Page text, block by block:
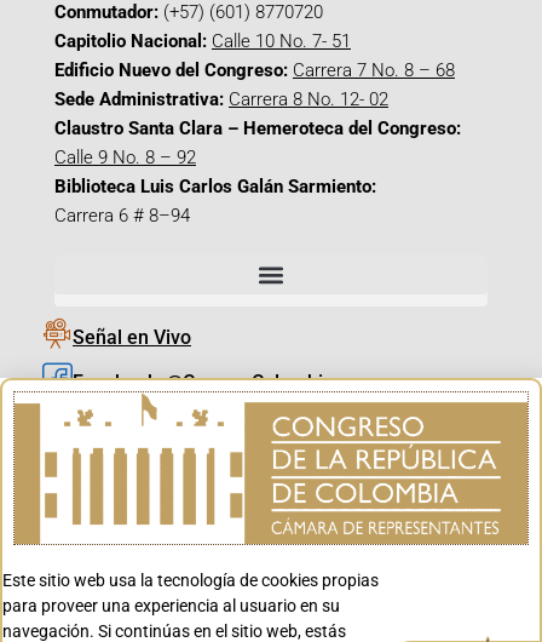
Conmutador: (+57) (601) 8770720
Capitolio Nacional: Calle 10 No. 7- 51
Edificio Nuevo del Congreso: Carrera 7 No. 8 – 68
Sede Administrativa: Carrera 8 No. 12- 02
Claustro Santa Clara – Hemeroteca del Congreso:
Calle 9 No. 8 – 92
Biblioteca Luis Carlos Galán Sarmiento:
Carrera 6 # 8–94
Señal en Vivo
Facebook_@CamaraColombia
Instagram_@CamaraColombia
X_@CamaraColombia
Youtube_@CamaraColombia
Youtube_@CanalCongreso
Este sitio web usa la tecnología de cookies propias
para proveer una experiencia al usuario en su
navegación. Si continúas en el sitio web, estás